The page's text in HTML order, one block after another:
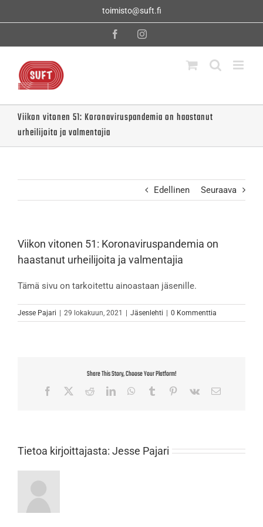
toimisto@suft.fi
FacebookInstagram
Viikon vitonen 51: Koronaviruspandemia on haastanut
urheilijoita ja valmentajia
Edellinen Seuraava
Viikon vitonen 51: Koronaviruspandemia on
haastanut urheilijoita ja valmentajia
Tämä sivu on tarkoitettu ainoastaan jäsenille.
Jesse Pajari | 29 lokakuun, 2021 | Jäsenlehti | 0 Kommenttia
Share This Story, Choose Your Platform!
Facebook RedditLinkedInWhatsApp
Tumblr Pinterest
Vk Sähköposti
Tietoa kirjoittajasta: Jesse Pajari